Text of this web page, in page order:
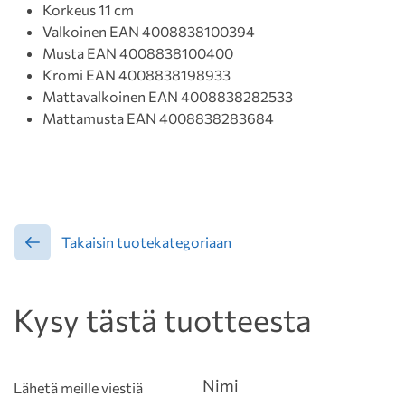
Korkeus 11 cm
Valkoinen EAN 4008838100394
Musta EAN 4008838100400
Kromi EAN 4008838198933
Mattavalkoinen EAN 4008838282533
Mattamusta EAN 4008838283684
Takaisin tuotekategoriaan
Kysy tästä tuotteesta
Lähetä meille viestiä
Nimi